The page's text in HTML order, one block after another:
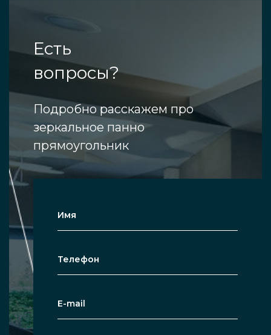
Есть
вопросы?
Подробно расскажем про
зеркальное панно
прямоугольник